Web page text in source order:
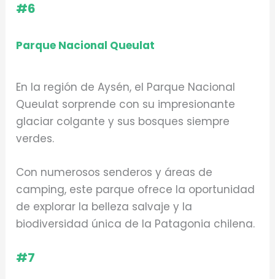
#6
Parque Nacional Queulat
En la región de Aysén, el Parque Nacional
Queulat sorprende con su impresionante
glaciar colgante y sus bosques siempre
verdes.
Con numerosos senderos y áreas de
camping, este parque ofrece la oportunidad
de explorar la belleza salvaje y la
biodiversidad única de la Patagonia chilena.
#7